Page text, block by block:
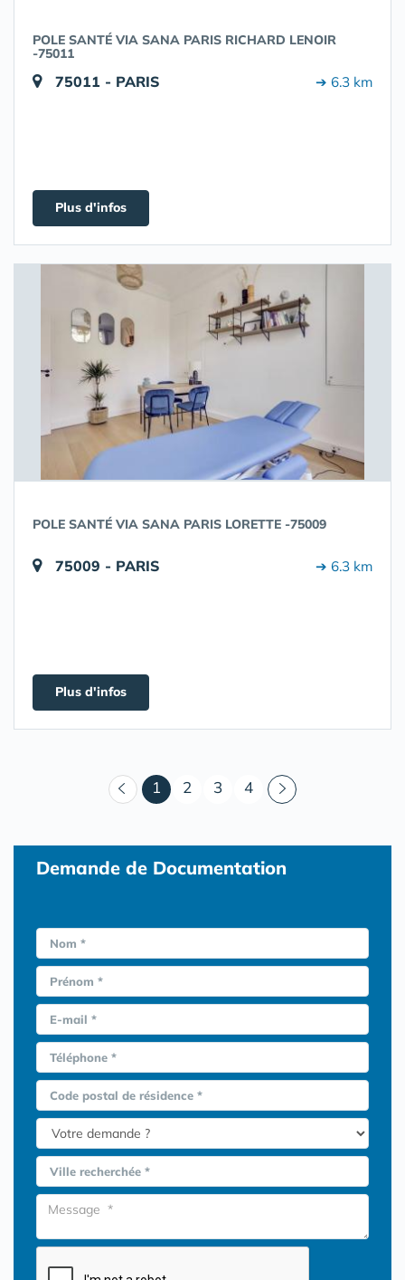
POLE SANTÉ VIA SANA PARIS RICHARD LENOIR
-75011
75011 - PARIS ➔ 6.3 km
Plus d'infos
POLE SANTÉ VIA SANA PARIS LORETTE -75009
75009 - PARIS ➔ 6.3 km
Plus d'infos
1 (courant)
2 3 4
Demande de Documentation
Nom *
Prénom *
E-mail *
Téléphone *
Code postal de résidence *
Ville recherchée *